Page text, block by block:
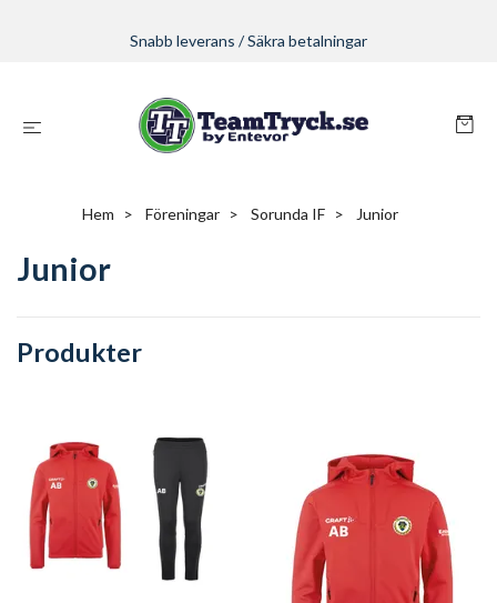
Snabb leverans / Säkra betalningar
Hem Föreningar Sorunda IF Junior
Junior
Produkter